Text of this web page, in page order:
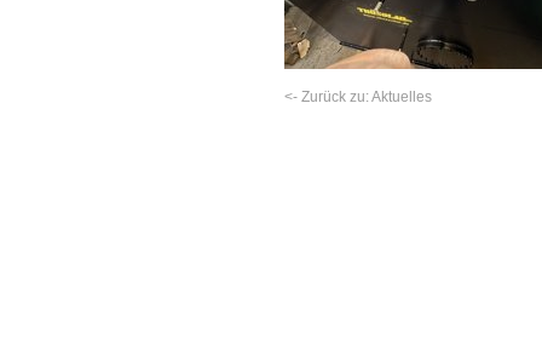
<- Zurück zu: Aktuelles